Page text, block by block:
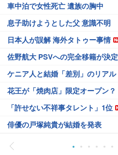
車中泊で女性死亡 遺族の胸中
息子助けようとした父 意識不明
日本人が誤解 海外タトゥー事情
佐野航大 PSVへの完全移籍が決定
ケニア人と結婚「差別」のリアル
花王が「焼肉店」限定オープン？
「許せない不祥事タレント」1位
俳優の戸塚純貴が結婚を発表